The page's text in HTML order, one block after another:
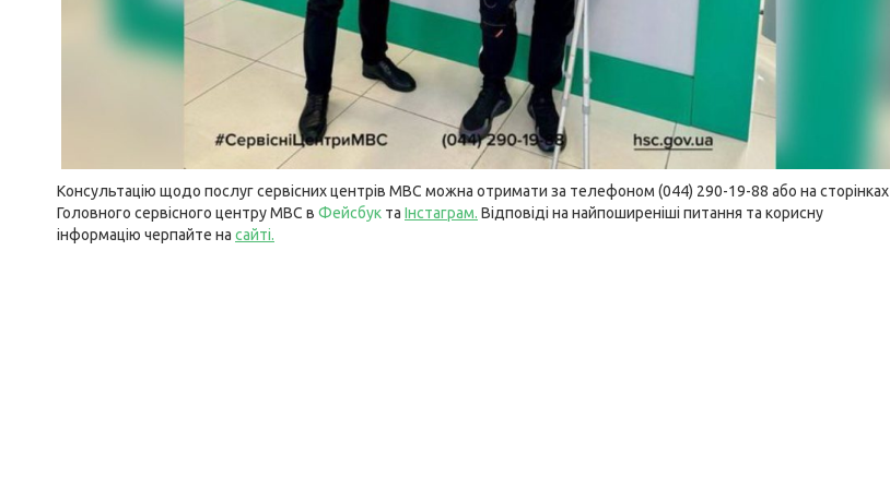
Консультацію щодо послуг сервісних центрів МВС можна отримати за телефоном (044) 290-19-88 або на сторінках
Головного сервісного центру МВС в Фейсбук та Інстаграм. Відповіді на найпоширеніші питання та корисну
інформацію черпайте на сайті.